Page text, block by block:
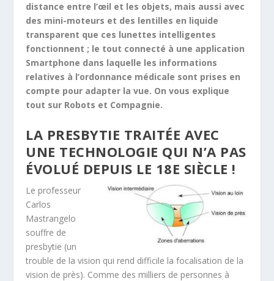
distance entre l’œil et les objets, mais aussi avec
des mini-moteurs et des lentilles en liquide
transparent que ces lunettes intelligentes
fonctionnent ; le tout connecté à une application
Smartphone dans laquelle les informations
relatives à l’ordonnance médicale sont prises en
compte pour adapter la vue. On vous explique
tout sur Robots et Compagnie.
LA PRESBYTIE TRAITÉE AVEC
UNE TECHNOLOGIE QUI N’A PAS
ÉVOLUÉ DEPUIS LE 18E SIÈCLE !
Le professeur
Carlos
Mastrangelo
souffre de
presbytie (un
trouble de la vision qui rend difficile la focalisation de la
vision de près). Comme des milliers de personnes à